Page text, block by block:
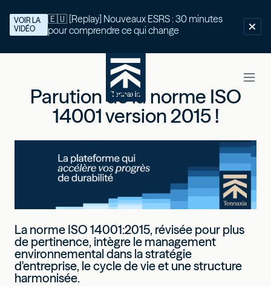
🇪🇺 [Replay] Nouveaux ESRS : 30 minutes
pour comprendre ce qui change
VOIR LA
VIDÉO
Parution de la norme ISO
14001 version 2015 !
La norme ISO 14001:2015, révisée pour plus
de pertinence, intègre le management
environnemental dans la stratégie
d'entreprise, le cycle de vie et une structure
harmonisée.